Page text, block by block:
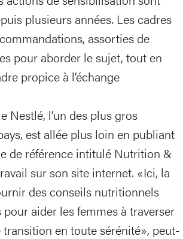
plusieurs années. Les cadres
assorties de
pour aborder le sujet, tout en
propice à l’échange
Nestlé, l’un des plus gros
est allée plus loin en publiant
de référence intitulé Nutrition &
sur son site internet. «Ici, la
des conseils nutritionnels
aider les femmes à traverser
en toute sérénité», peut-